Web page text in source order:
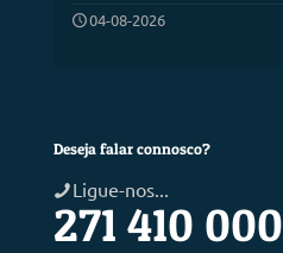
04-08-2026
Deseja falar connosco?
Ligue-nos...
271 410 000